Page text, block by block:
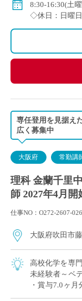
※上記以外に
試手当、クラ
◇保険：私学
8:30-16:30(土
◇休日：日曜
専任登用を見据え
広く募集中
大阪府 常勤講
理科 金蘭千里
師 2027年4月開
仕事NO：O272-2607-
大阪府吹田市
高校化学を専
未経験者～ベ
・賞与7.0ヶ